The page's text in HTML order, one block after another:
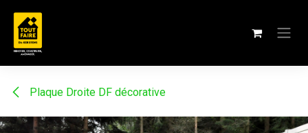
Plaque Droite DF décorative